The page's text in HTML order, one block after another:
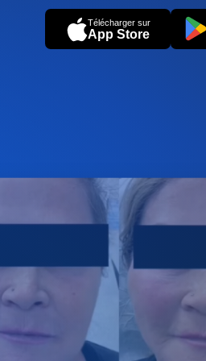
Télécharger sur
App Store